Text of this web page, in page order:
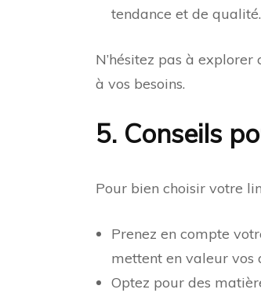
tendance et de qualité.
N’hésitez pas à
à vos besoins.
5. Conseils
Pour bien choisir votre
Prenez en compte
mettent en valeur vos
Optez pour des